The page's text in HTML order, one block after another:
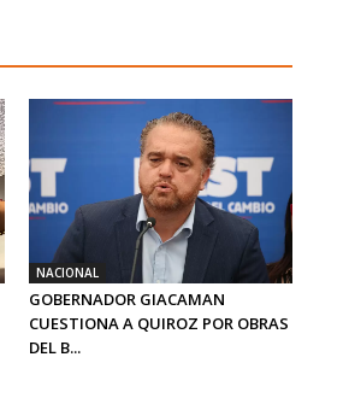
NACIONAL
GOBERNADOR GIACAMAN
CUESTIONA A QUIROZ POR OBRAS
DEL B...